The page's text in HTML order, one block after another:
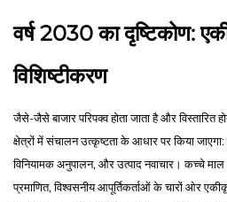
वर्ष 2030 का दृष्टिकोण:
विशिष्टीकरण
जैसे-जैसे बाजार परिपक्व होता जाता है और विस्तारित
क्षेत्रों में संचालन उत्कृष्टता के आधार पर किया
विनियामक अनुपालन, और उत्पाद नवाचार। कच्चे
प्रमाणित, विश्वसनीय आपूर्तिकर्ताओं के चारों ओर